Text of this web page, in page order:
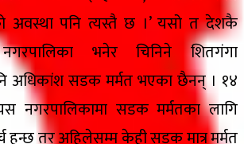
पनि त्यस्तै छ ।’ यसो त देशकै
भनेर चिनिने शितगंगा
अधिकांश सडक मर्मत भएका छैनन् । १४
नगरपालिकामा सडक मर्मतका लागि
हुन्छ तर अहिलेसम्म केही सडक मात्र मर्मत